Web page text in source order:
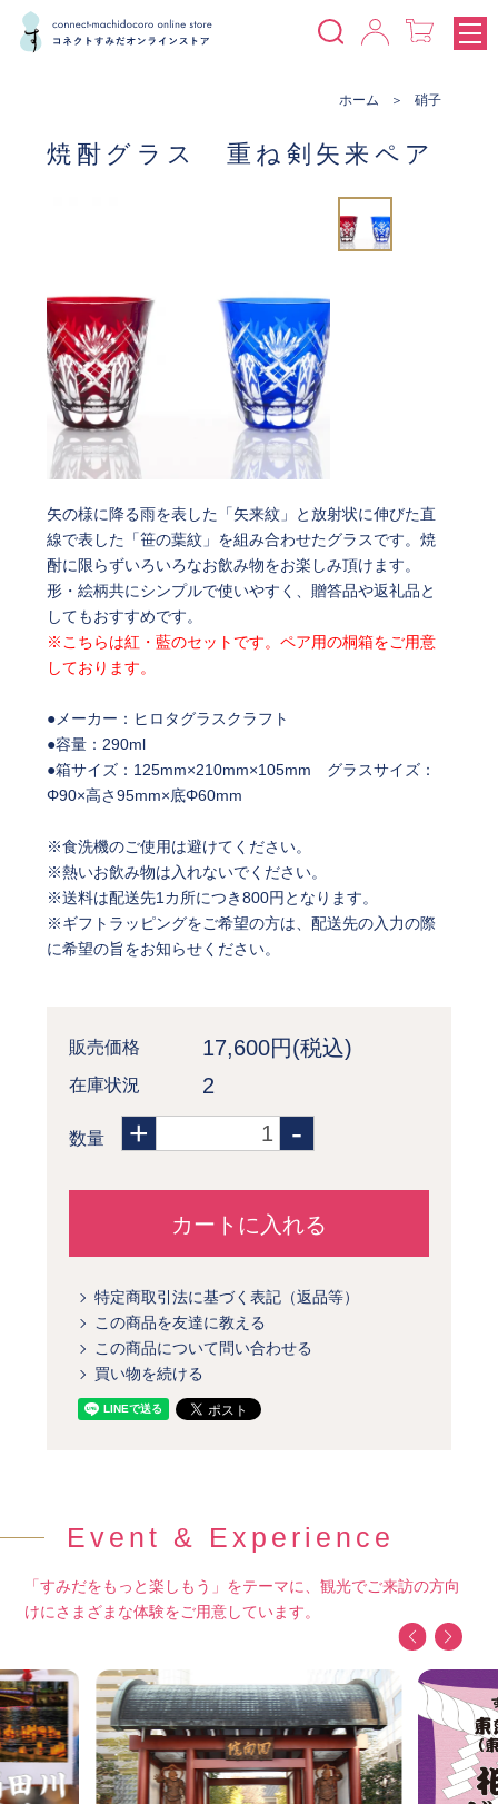
ホーム 硝子
焼酎グラス 重ね剣矢来ペア
矢の様に降る雨を表した「矢来紋」と放射状に伸びた直
線で表した「笹の葉紋」を組み合わせたグラスです。焼
酎に限らずいろいろなお飲み物をお楽しみ頂けます。
形・絵柄共にシンプルで使いやすく、贈答品や返礼品と
してもおすすめです。
※こちらは紅・藍のセットです。ペア用の桐箱をご用意
しております。
●メーカー：ヒロタグラスクラフト
●容量：290ml
●箱サイズ：125mm×210mm×105mm グラスサイズ：
Φ90×高さ95mm×底Φ60mm
※食洗機のご使用は避けてください。
※熱いお飲み物は入れないでください。
※送料は配送先1カ所につき800円となります。
※ギフトラッピングをご希望の方は、配送先の入力の際
に希望の旨をお知らせください。
販売価格 17,600円(税込)
在庫状況 2
数量 + -
カートに入れる
特定商取引法に基づく表記（返品等）
この商品を友達に教える
この商品について問い合わせる
買い物を続ける
Event & Experience
「すみだをもっと楽しもう」をテーマに、観光でご来訪の方向
けにさまざまな体験をご用意しています。